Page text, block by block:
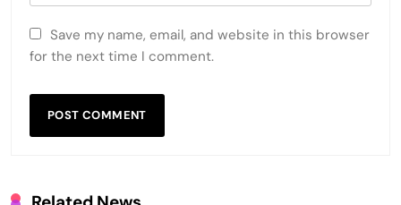
Save my name, email, and website in this browser
for the next time I comment.